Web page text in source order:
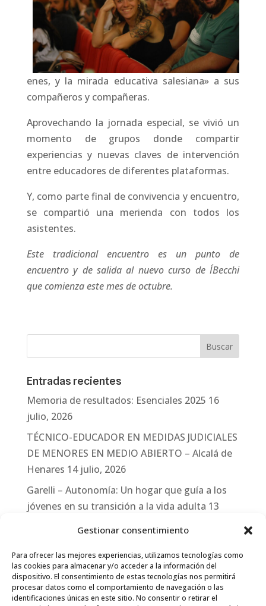
Gestionar consentimiento
Para ofrecer las mejores experiencias, utilizamos tecnologías como
las cookies para almacenar y/o acceder a la información del
dispositivo. El consentimiento de estas tecnologías nos permitirá
procesar datos como el comportamiento de navegación o las
identificaciones únicas en este sitio. No consentir o retirar el
enes, y la mirada educativa salesiana» a sus
compañeros y compañeras.
Aprovechando la jornada especial, se vivió un
momento de grupos donde compartir
experiencias y nuevas claves de intervención
entre educadores de diferentes plataformas.
Y, como parte final de convivencia y encuentro,
se compartió una merienda con todos los
asistentes.
Este tradicional encuentro es un punto de
encuentro y de salida al nuevo curso de I´Becchi
que comienza este mes de octubre.
Entradas recientes
Memoria de resultados: Esenciales 2025 16
julio, 2026
TÉCNICO-EDUCADOR EN MEDIDAS JUDICIALES
DE MENORES EN MEDIO ABIERTO – Alcalá de
Henares 14 julio, 2026
Garelli – Autonomía: Un hogar que guía a los
jóvenes en su transición a la vida adulta 13
Garelli-Refugio: Acciones de empleo en el
marco del Sistema de Acogida de Protección
Internacional 10 julio, 2026